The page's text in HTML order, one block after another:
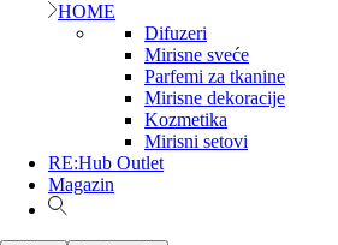
HOME
Difuzeri
Mirisne sveće
Parfemi za tkanine
Mirisne dekoracije
Kozmetika
Mirisni setovi
RE:Hub Outlet
Magazin